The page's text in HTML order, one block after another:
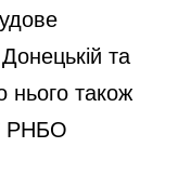
та
нього також
РНБО